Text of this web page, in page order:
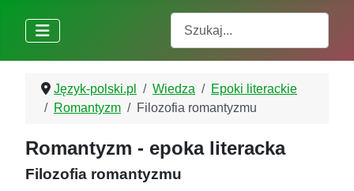
Język-polski.pl Wiedza
Epoki literackie
Romantyzm
Filozofia romantyzmu
Romantyzm - epoka literacka
Filozofia romantyzmu